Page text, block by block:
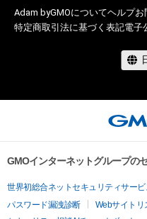
Adam byGMOについてヘルプお
特定商取引法に基づく表記電子
GMOインターネットグループの
世界初総合ネットセキュリティサービ
パスワード漏洩診断
Webサイトリ